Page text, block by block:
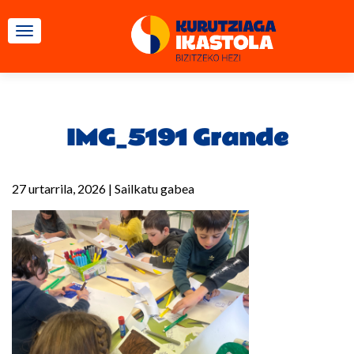
TOGGLE NAVIGATION
IMG_5191 Grande
27 urtarrila, 2026 | Sailkatu gabea